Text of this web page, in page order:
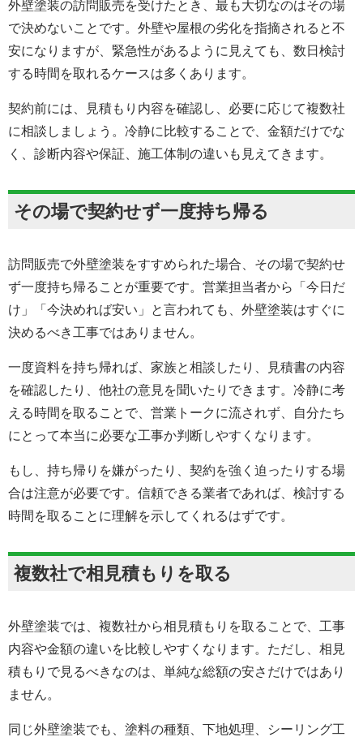
外壁塗装の訪問販売を受けたとき、最も大切なのはその場
で決めないことです。外壁や屋根の劣化を指摘されると不
安になりますが、緊急性があるように見えても、数日検討
する時間を取れるケースは多くあります。
契約前には、見積もり内容を確認し、必要に応じて複数社
に相談しましょう。冷静に比較することで、金額だけでな
く、診断内容や保証、施工体制の違いも見えてきます。
その場で契約せず一度持ち帰る
訪問販売で外壁塗装をすすめられた場合、その場で契約せ
ず一度持ち帰ることが重要です。営業担当者から「今日だ
け」「今決めれば安い」と言われても、外壁塗装はすぐに
決めるべき工事ではありません。
一度資料を持ち帰れば、家族と相談したり、見積書の内容
を確認したり、他社の意見を聞いたりできます。冷静に考
える時間を取ることで、営業トークに流されず、自分たち
にとって本当に必要な工事か判断しやすくなります。
もし、持ち帰りを嫌がったり、契約を強く迫ったりする場
合は注意が必要です。信頼できる業者であれば、検討する
時間を取ることに理解を示してくれるはずです。
複数社で相見積もりを取る
外壁塗装では、複数社から相見積もりを取ることで、工事
内容や金額の違いを比較しやすくなります。ただし、相見
積もりで見るべきなのは、単純な総額の安さだけではあり
ません。
同じ外壁塗装でも、塗料の種類、下地処理、シーリング工